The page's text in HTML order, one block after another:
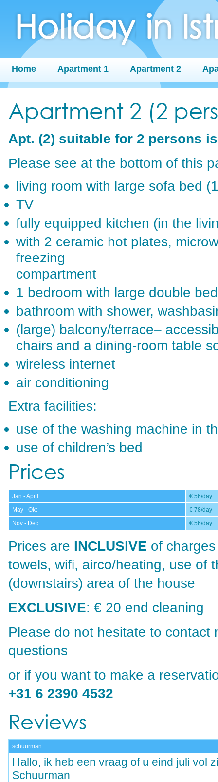
Home Apartment 1 Apartment 2
Apartment 2 (2
Apt. (2) suitable for 2 persons
Please see at the bottom of this
living room with large sofa bed
TV
fully equipped kitchen (in the
with 2 ceramic hot plates,
freezing
compartment
1 bedroom with large double
bathroom with shower,
(large) balcony/terrace–
chairs and a dining-room table
wireless internet
air conditioning
Extra facilities:
use of the washing machine in
use of children’s bed
Prices
Jan - April
€ 56/day
May - Okt
€ 78/day
Nov - Dec
€ 56/day
Prices are INCLUSIVE of
towels, wifi, airco/heating, use of
(downstairs) area of the house
EXCLUSIVE: € 20 end cleaning
Please do not hesitate to contact
questions
or if you want to make a
+31 6 2390 4532
Reviews
schuurman
Hallo, ik heb een vraag of u eind juli vol
Schuurman